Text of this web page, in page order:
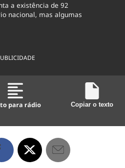
a existência de 92
nacional, mas algumas
para rádio Copiar o texto